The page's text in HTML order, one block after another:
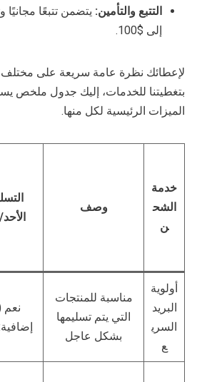
التتبع والتأمين: يتضمن تتبعًا مجانيًا
إلى $100.
لإعطائك نظرة عامة سريعة على مختلف
بتغطيتنا للخدمات، إليك جدول ملخص
الميزات الرئيسية لكل منها.
خدمة
الشح
ن
وصف
أولوية
البريد
السري
ع
مناسبة للمنتجات
التي يتم تسليمها
بشكل عاجل
نعم
إضافية: